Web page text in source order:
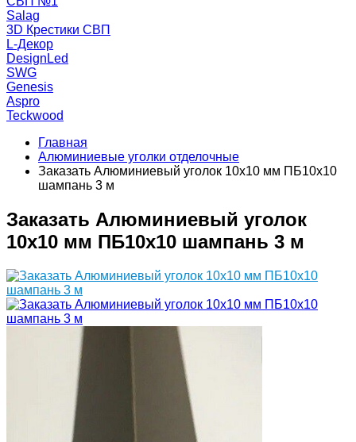
Salag
3D Крестики СВП
L-Декор
DesignLed
SWG
Genesis
Aspro
Teckwood
Главная
Алюминиевые уголки отделочные
Заказать Алюминиевый уголок 10х10 мм ПБ10х10
шампань 3 м
Заказать Алюминиевый уголок
10х10 мм ПБ10х10 шампань 3 м